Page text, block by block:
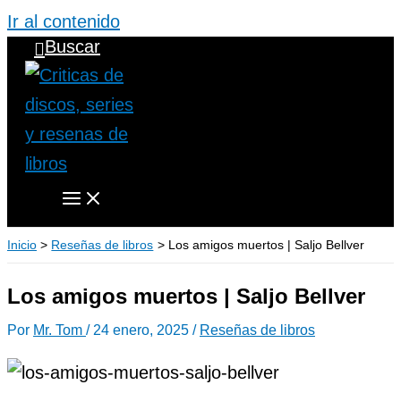
Ir al contenido
Buscar
Inicio Reseñas de libros Los amigos muertos | Saljo Bellver
Los amigos muertos | Saljo Bellver
Por Mr. Tom / 24 enero, 2025 / Reseñas de libros